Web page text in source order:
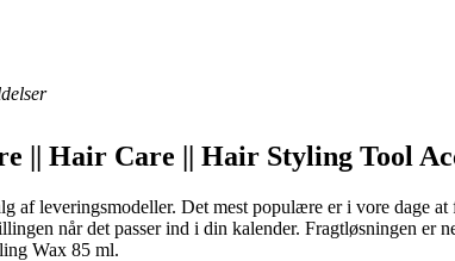
|| Hair Care || Hair Styling Tool
af leveringsmodeller. Det mest populære er i vore dage
når det passer ind i din kalender. Fragtløsningen er
Wax 85 ml.